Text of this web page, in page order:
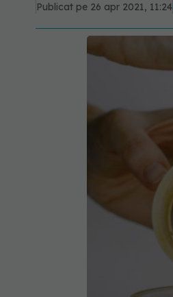
Publicat pe 26 apr 2021, 11:24